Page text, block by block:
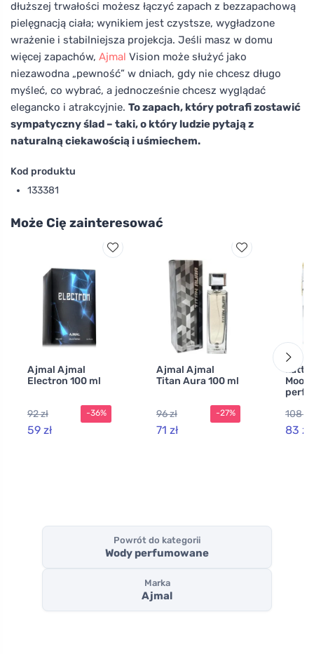
dłuższej trwałości możesz łączyć zapach z bezzapachową
pielęgnacją ciała; wynikiem jest czystsze, wygładzone
wrażenie i stabilniejsza projekcja. Jeśli masz w domu
więcej zapachów, Ajmal Vision może służyć jako
niezawodna „pewność” w dniach, gdy nie chcesz długo
myśleć, co wybrać, a jednocześnie chcesz wyglądać
elegancko i atrakcyjnie. To zapach, który potrafi zostawić
sympatyczny ślad – taki, o który ludzie pytają z
naturalną ciekawością i uśmiechem.
Kod produktu
133381
Może Cię zainteresować
Ajmal Ajmal
Electron 100 ml
92 zł
59 zł
-36%
Ajmal Ajmal
Titan Aura 100 ml
96 zł
71 zł
-27%
Mood
108 zł
83 zł
Powrót do kategorii
Wody perfumowane
Marka
Ajmal